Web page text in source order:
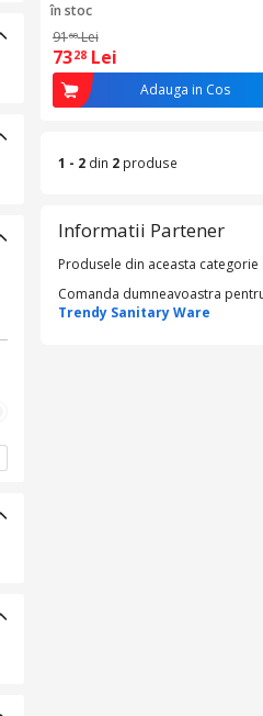
în stoc
9160 Lei
7328 Lei
Adauga in Cos
1 - 2 din 2 produse
Informatii Partener
Produsele din aceasta
Comanda dumneavoastra
Trendy Sanitary Ware